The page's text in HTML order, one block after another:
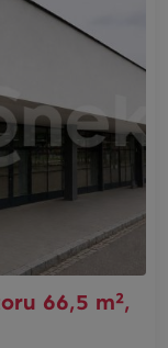
66,5 m²,